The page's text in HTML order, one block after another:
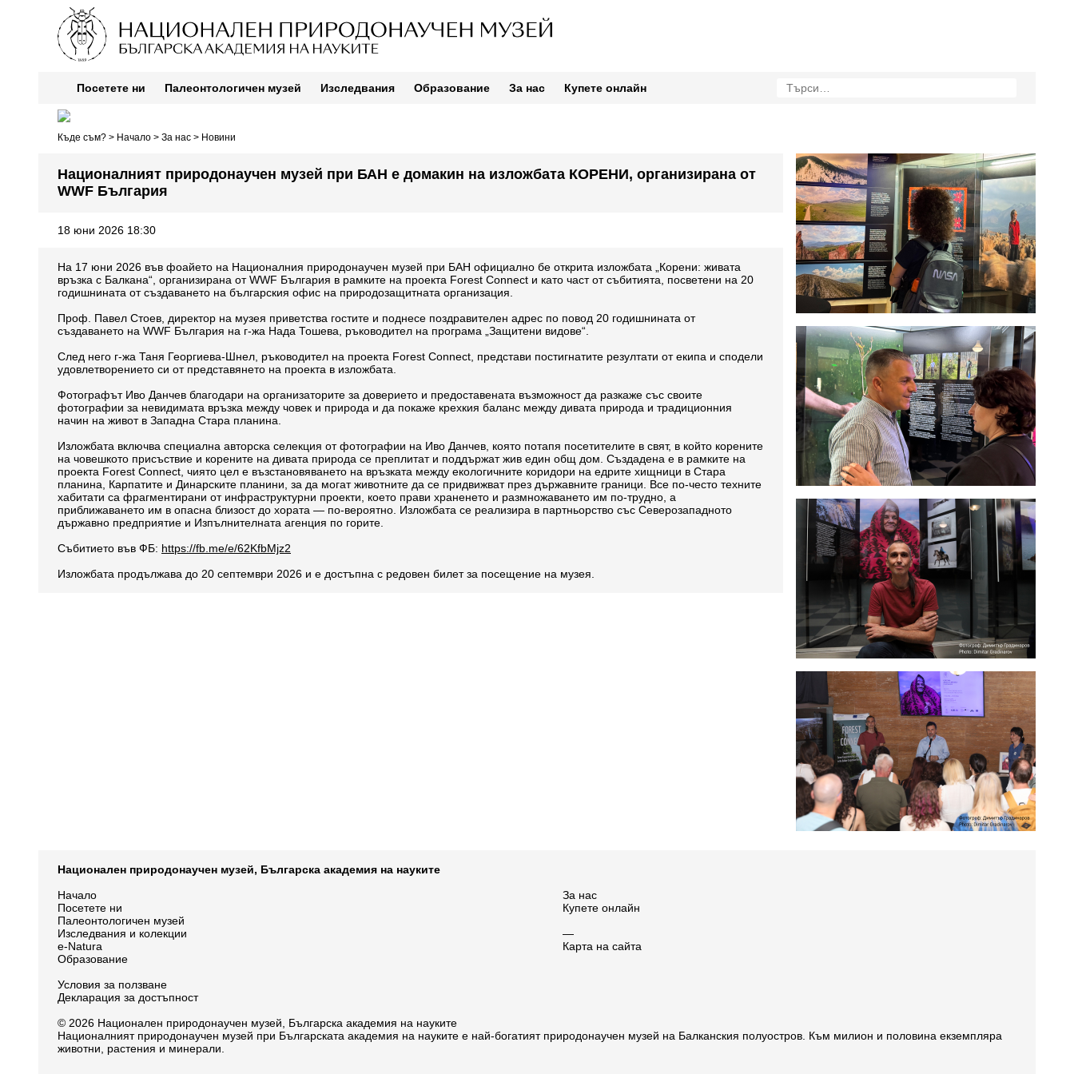
Посетете ни Палеонтологичен музей Изследвания Образование За нас Купете онлайн
Къде съм? > Начало > За нас > Новини
Националният природонаучен музей при БАН е домакин на изложбата КОРЕНИ, организирана от
WWF България
18 юни 2026 18:30
На 17 юни 2026 във фоайето на Националния природонаучен музей при БАН официално бе открита изложбата „Корени: живата
връзка с Балкана“, организирана от WWF България в рамките на проекта Forest Connect и като част от събитията, посветени на 20
годишнината от създаването на българския офис на природозащитната организация.
Проф. Павел Стоев, директор на музея приветства гостите и поднесе поздравителен адрес по повод 20 годишнината от
създаването на WWF България на г-жа Нада Тошева, ръководител на програма „Защитени видове“.
След него г-жа Таня Георгиева-Шнел, ръководител на проекта Forest Connect, представи постигнатите резултати от екипа и сподели
удовлетворението си от представянето на проекта в изложбата.
Фотографът Иво Данчев благодари на организаторите за доверието и предоставената възможност да разкаже със своите
фотографии за невидимата връзка между човек и природа и да покаже крехкия баланс между дивата природа и традиционния
начин на живот в Западна Стара планина.
Изложбата включва специална авторска селекция от фотографии на Иво Данчев, която потапя посетителите в свят, в който корените
на човешкото присъствие и корените на дивата природа се преплитат и поддържат жив един общ дом. Създадена е в рамките на
проекта Forest Connect, чиято цел е възстановяването на връзката между екологичните коридори на едрите хищници в Стара
планина, Карпатите и Динарските планини, за да могат животните да се придвижват през държавните граници. Все по-често техните
хабитати са фрагментирани от инфраструктурни проекти, което прави храненето и размножаването им по-трудно, а
приближаването им в опасна близост до хората — по-вероятно. Изложбата се реализира в партньорство със Северозападното
държавно предприятие и Изпълнителната агенция по горите.
Събитието във ФБ: https://fb.me/e/62KfbMjz2
Изложбата продължава до 20 септември 2026 и е достъпна с редовен билет за посещение на музея.
Национален природонаучен музей, Българска академия на науките
Начало
Посетете ни
Палеонтологичен музей
Изследвания и колекции
e-Natura
Образование
За нас
Купете онлайн
—
Карта на сайта
Условия за ползване
Декларация за достъпност
© 2026 Национален природонаучен музей, Българска академия на науките
Националният природонаучен музей при Българската академия на науките е най-богатият природонаучен музей на Балканския полуостров. Към милион и половина екземпляра
животни, растения и минерали.